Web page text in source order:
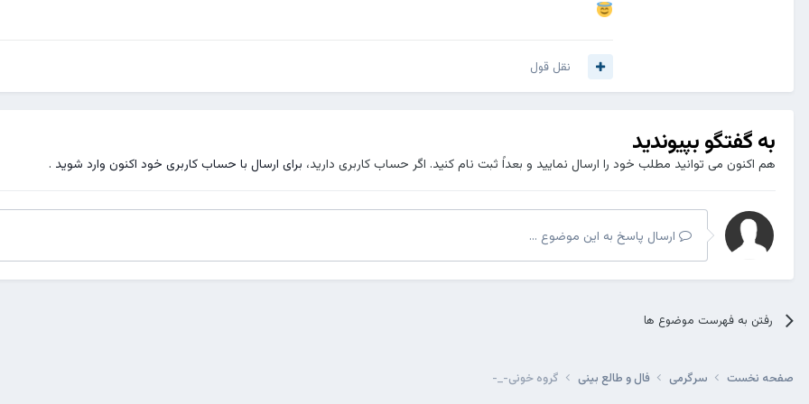
نقل قول
به گفتگو بپیوندید
هم اکنون می توانید مطلب خود را ارسال نمایید و بعداً ثبت نام کنید. اگر حساب کاربری دارید، برای ارسال با حساب کاربری خود اکنون وارد شوید .
ارسال پاسخ به این موضوع ...
رفتن به فهرست موضوع ها
صفحه نخست سرگرمی فال و طالع بینی گروه خونی-_-